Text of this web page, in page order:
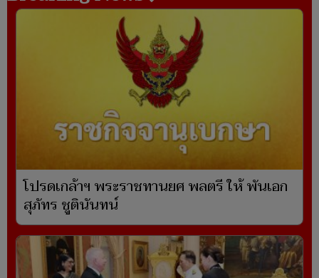
โปรดเกล้าฯ พระราชทานยศ พลตรี ให้ พันเอก
สุภัทร ชูตินันทน์